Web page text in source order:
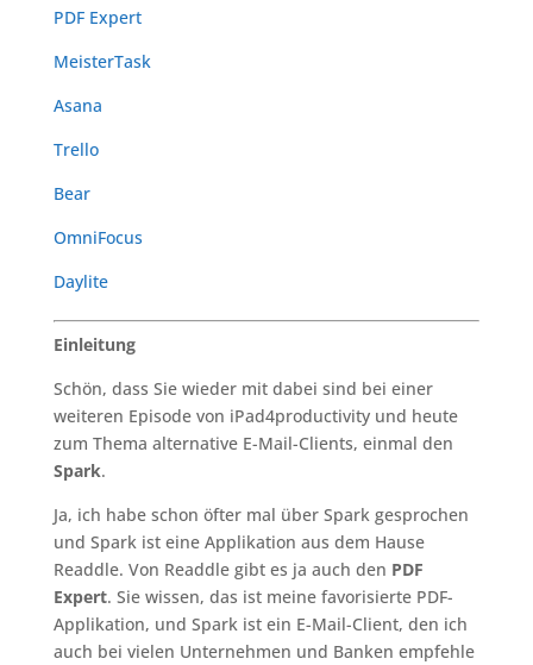
PDF Expert
MeisterTask
Asana
Trello
Bear
OmniFocus
Daylite
Einleitung
Schön, dass Sie wieder mit dabei sind bei einer
weiteren Episode von iPad4productivity und heute
zum Thema alternative E-Mail-Clients, einmal den
Spark.
Ja, ich habe schon öfter mal über Spark gesprochen
und Spark ist eine Applikation aus dem Hause
Readdle. Von Readdle gibt es ja auch den PDF
Expert. Sie wissen, das ist meine favorisierte PDF-
Applikation, und Spark ist ein E-Mail-Client, den ich
auch bei vielen Unternehmen und Banken empfehle